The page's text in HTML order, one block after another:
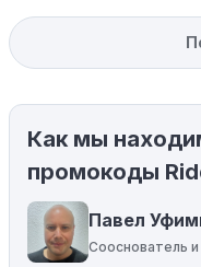
Уже со скидкой:В
вас товар может
магазины
Ограничения на
Некоторые
определенные
пытаетесь
соответствующему
Как мы
промокоды
Павел
Сооснователь